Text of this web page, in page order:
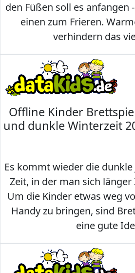
den Füßen soll es anfangen
einen zum Frieren.
verhindern das
Offline Kinder
und dunkle Winterzeit
Es kommt wieder die dunkle
Zeit, in der man sich
Um die Kinder etwas weg
Handy zu bringen, sind
eine gute